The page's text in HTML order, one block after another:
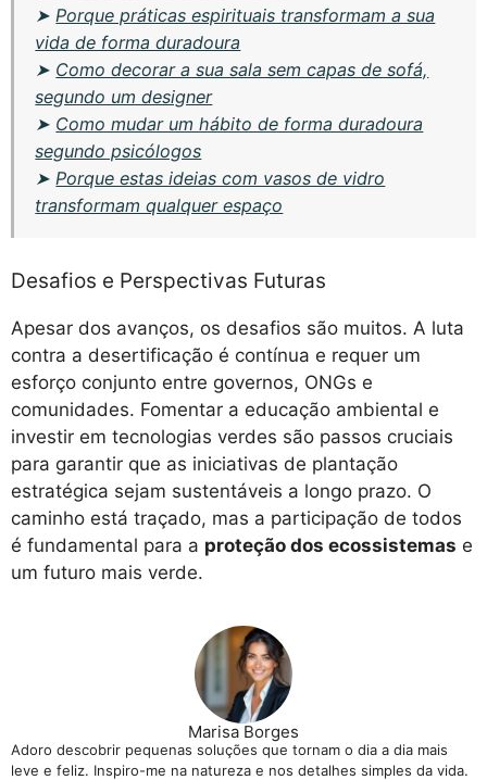
➤ Porque práticas espirituais transformam a sua
vida de forma duradoura
➤ Como decorar a sua sala sem capas de sofá,
segundo um designer
➤ Como mudar um hábito de forma duradoura
segundo psicólogos
➤ Porque estas ideias com vasos de vidro
transformam qualquer espaço
Desafios e Perspectivas Futuras
Apesar dos avanços, os desafios são muitos. A luta
contra a desertificação é contínua e requer um
esforço conjunto entre governos, ONGs e
comunidades. Fomentar a educação ambiental e
investir em tecnologias verdes são passos cruciais
para garantir que as iniciativas de plantação
estratégica sejam sustentáveis a longo prazo. O
caminho está traçado, mas a participação de todos
é fundamental para a proteção dos ecossistemas e
um futuro mais verde.
Marisa Borges
Adoro descobrir pequenas soluções que tornam o dia a dia mais
leve e feliz. Inspiro-me na natureza e nos detalhes simples da vida.